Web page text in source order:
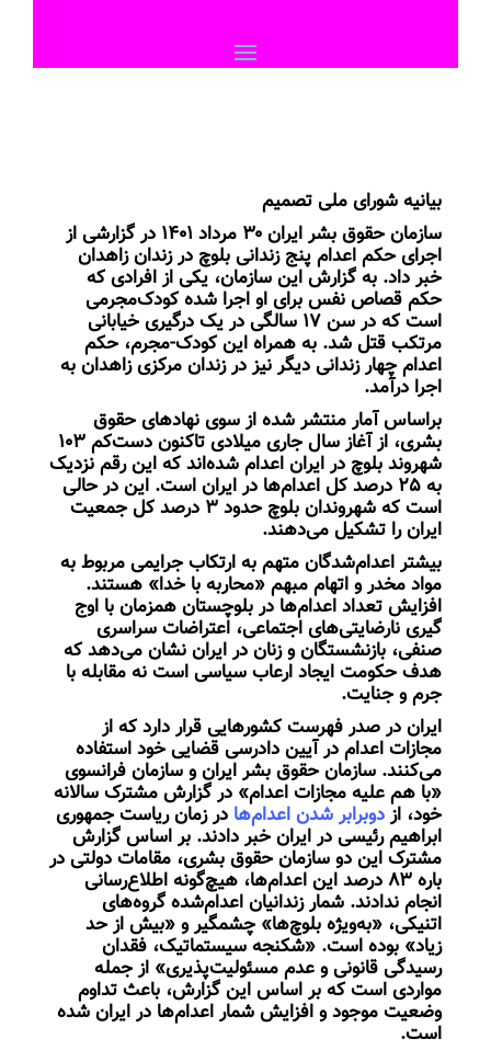
بیانیه شورای ملی تصمیم
سازمان حقوق بشر ایران ۳۰ مرداد ۱۴۰۱ در گزارشی از
اجرای حکم اعدام پنج زندانی بلوچ در زندان زاهدان
خبر داد. به گزارش این سازمان، یکی از افرادی که
حکم قصاص نفس برای او اجرا شده‌ کودک‌مجرمی
است که در سن ۱۷ سالگی در یک درگیری خیابانی
مرتکب قتل شد. به همراه این کودک-مجرم، حکم
اعدام چهار زندانی دیگر نیز در زندان مرکزی زاهدان به
اجرا درآمد.
براساس آمار منتشر شده از سوی نهاد‌های حقوق
بشری، از آغاز سال جاری میلادی تاکنون دست‌کم ۱۰۳
شهروند بلوچ در ایران اعدام شده‌اند که این رقم نزدیک
به ٢۵ درصد کل اعدام‌ها در ایران است. این در حالی
است که شهروندان بلوچ حدود ۳ درصد کل جمعیت
ایران را تشکیل می‌دهند.
بیشتر اعدام‌شدگان متهم به ارتکاب جرایمی مربوط به
مواد مخدر و اتهام مبهم «محاربه با خدا» هستند.
افزایش تعداد اعدام‌ها در بلوچستان همزمان با اوج
گیری نارضایتی‌های اجتماعی، اعتراضات سراسری
صنفی، بازنشستگان و زنان در ایران نشان می‌دهد که
هدف حکومت ایجاد ارعاب سیاسی است نه مقابله با
جرم و جنایت.
ایران در صدر فهرست کشورهایی قرار دارد که از
مجازات اعدام در آیین دادرسی قضایی خود استفاده
می‌کنند. سازمان حقوق بشر ایران و سازمان فرانسوی
«با هم علیه مجازات اعدام» در گزارش مشترک سالانه
خود، ازدوبرابر شدن اعدام‌ها در زمان ریاست ‌جمهوری
ابراهیم رئیسی در ایران خبر دادند. بر اساس گزارش
مشترک این دو سازمان حقوق بشری، مقامات دولتی در
باره ۸۳ درصد این اعدام‌ها، هیچ‌گونه اطلاع‌رسانی
انجام ندادند. شمار زندانیان اعدام‌شده گروه‌های
اتنیکی، ‌«به‌ویژه بلوچ‌ها» چشمگیر و «بیش از حد
زیاد» بوده است. «شکنجه سیستماتیک، فقدان
رسیدگی قانونی و عدم مسئولیت‌پذیری» از جمله
مواردی است که بر اساس این گزارش، باعث تداوم
وضعیت موجود و افزایش شمار اعدام‌ها در ایران شده
است.